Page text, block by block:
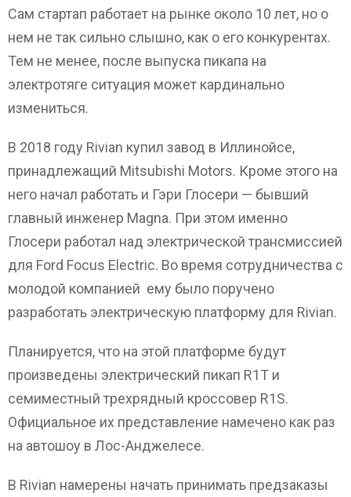
Сам стартап работает на рынке около 10 лет, но о
нем не так сильно слышно, как о его конкурентах.
Тем не менее, после выпуска пикапа на
электротяге ситуация может кардинально
измениться.
В 2018 году Rivian купил завод в Иллинойсе,
принадлежащий Mitsubishi Motors. Кроме этого на
него начал работать и Гэри Глосери — бывший
главный инженер Magna. При этом именно
Глосери работал над электрической трансмиссией
для Ford Focus Electric. Во время сотрудничества с
молодой компанией ему было поручено
разработать электрическую платформу для Rivian.
Планируется, что на этой платформе будут
произведены электрический пикап R1T и
семиместный трехрядный кроссовер R1S.
Официальное их представление намечено как раз
на автошоу в Лос-Анджелесе.
В Rivian намерены начать принимать предзаказы